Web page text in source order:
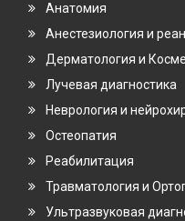
Анатомия
Анестезиология и
Дерматология и
Лучевая диагностика
Неврология и
Остеопатия
Реабилитация
Травматология и
Ультразвуковая